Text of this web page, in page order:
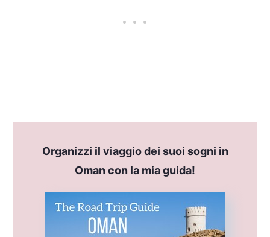
Organizzi il viaggio dei suoi sogni in
Oman con la mia guida!